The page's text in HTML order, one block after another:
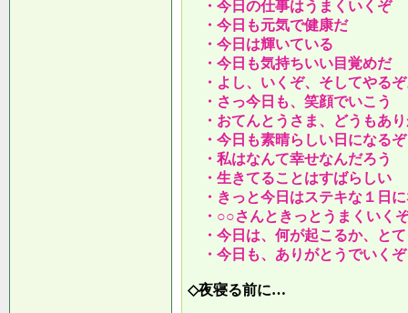
・今日の仕事はうまくいくぞ
・今日も元気で健康だ
・今日は輝いている
・今日も気持ちいい目覚めだ
・よし、いくぞ、そしてやる
・さっ今日も、笑顔でいこう
・おてんとうさま、どうもあ
・今日も素晴らしい日になるぞ
・私はなんて幸せなんだろう
・生きてることはすばらしい
・きっと今日はステキな１日
・○○さんときっとうまくいく
・今日は、何が起こるか、と
・今日も、ありがとうでいくぞ
◇夜寝る前に…